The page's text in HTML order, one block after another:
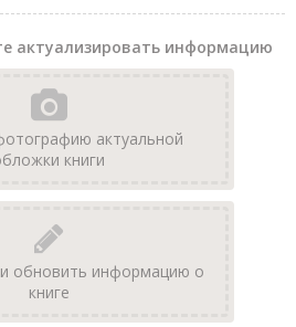
актуализировать информацию
актуальной
книги
обновить информацию о
книге